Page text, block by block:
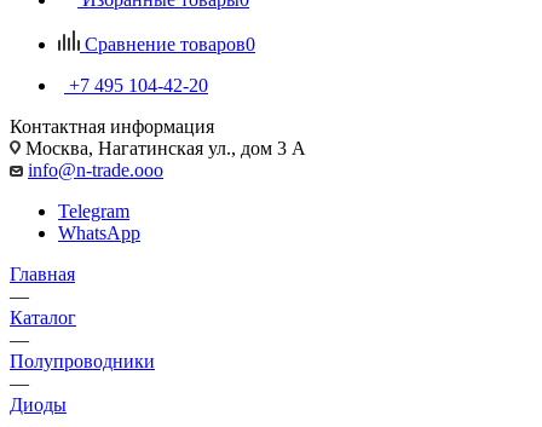
Сравнение товаров0
+7 495 104-42-20
Контактная информация
Москва, Нагатинская ул., дом 3 А
info@n-trade.ooo
Telegram
WhatsApp
Главная
—
Каталог
—
Полупроводники
—
Диоды